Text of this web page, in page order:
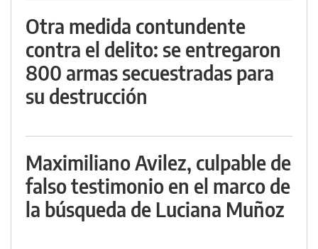
Otra medida contundente
contra el delito: se entregaron
800 armas secuestradas para
su destrucción
Maximiliano Avilez, culpable de
falso testimonio en el marco de
la búsqueda de Luciana Muñoz